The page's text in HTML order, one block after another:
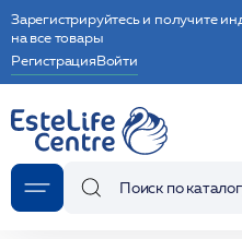
Зарегистрируйтесь и получите
на все товары
РегистрацияВойти